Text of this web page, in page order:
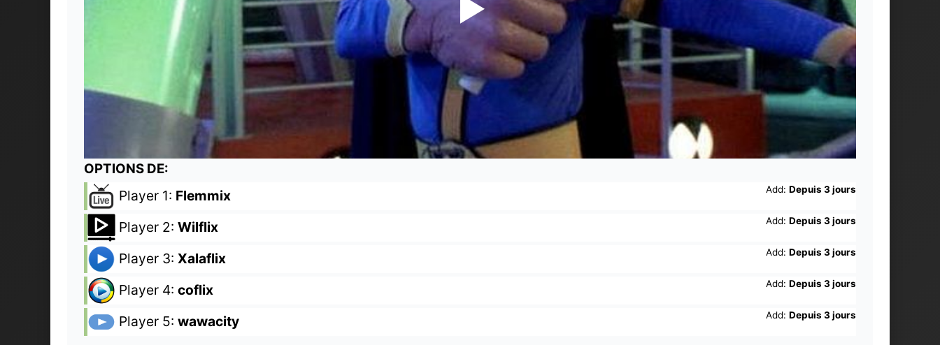
OPTIONS DE:
Player 1: Flemmix Add: Depuis 3 jours
Player 2: Wilflix Add: Depuis 3 jours
Player 3: Xalaflix Add: Depuis 3 jours
Player 4: coflix Add: Depuis 3 jours
Player 5: wawacity Add: Depuis 3 jours